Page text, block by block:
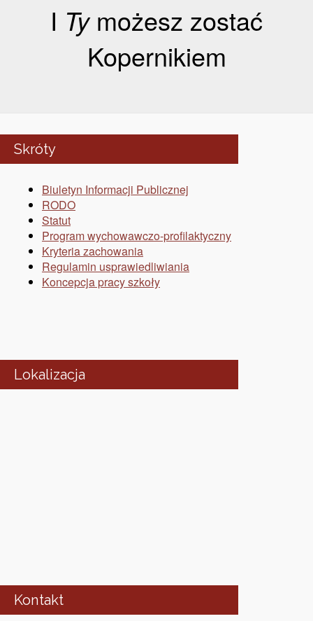
I Tymożesz zostać
Kopernikiem
Skróty
Biuletyn Informacji Publicznej
RODO
Statut
Program wychowawczo-profilaktyczny
Kryteria zachowania
Regulamin usprawiedliwiania
Koncepcja pracy szkoły
Lokalizacja
Kontakt